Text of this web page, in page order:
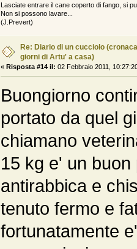
Lasciate entrare il cane coperto di fango, si
Non si possono lavare...
(J.Prevert)
Re: Diario di un cucciolo
giorni di Artu' a casa)
« Risposta #14 il: 02 Febbraio 2011,
Buongiorno
portato da quel
chiamano
15 kg e' un
antirabbica e
tenuto fermo e
fortunatamente